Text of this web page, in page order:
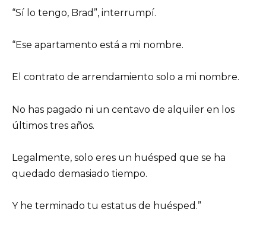
“Sí lo tengo, Brad”, interrumpí.
“Ese apartamento está a mi nombre.
El contrato de arrendamiento solo a mi nombre.
No has pagado ni un centavo de alquiler en los
últimos tres años.
Legalmente, solo eres un huésped que se ha
quedado demasiado tiempo.
Y he terminado tu estatus de huésped.”